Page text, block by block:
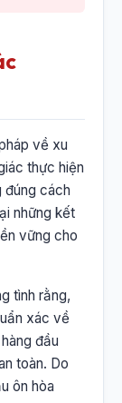
về xu
thực hiện
đúng cách
những kết
vững cho
tình rằng,
xác về
đầu
toàn. Do
ôn hòa